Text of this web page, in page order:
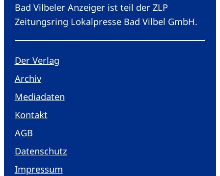
Bad Vilbeler Anzeiger ist teil der ZLP
Zeitungsring Lokalpresse Bad Vilbel GmbH.
Der Verlag
Archiv
Mediadaten
Kontakt
AGB
Datenschutz
Impressum